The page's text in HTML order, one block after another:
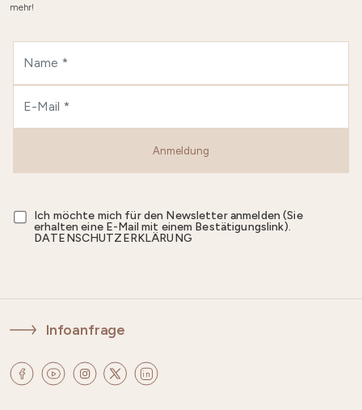
mehr!
Anmeldung
Ich möchte mich für den Newsletter anmelden (Sie
erhalten eine E-Mail mit einem Bestätigungslink).
DATENSCHUTZERKLÄRUNG
Infoanfrage